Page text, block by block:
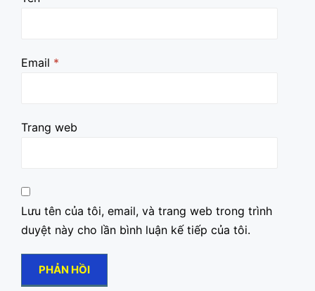
Email *
Trang web
Lưu tên của tôi, email, và trang web trong trình
duyệt này cho lần bình luận kế tiếp của tôi.